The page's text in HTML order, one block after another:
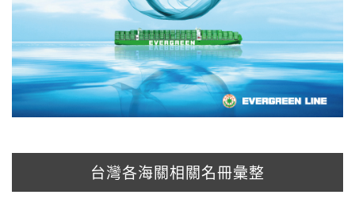
台灣各海關相關名冊彙整